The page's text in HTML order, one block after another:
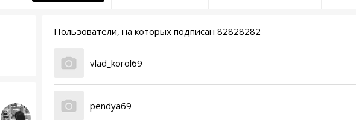
Пользователи, на которых подписан 82828282
vlad_korol69
pendya69